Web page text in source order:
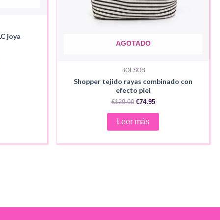
joya
AGOTADO
BOLSOS
Shopper tejido rayas combinado con
efecto piel
€129.00 El
original
era:
€129.00.
€74.95El
€74.95.
Leer más